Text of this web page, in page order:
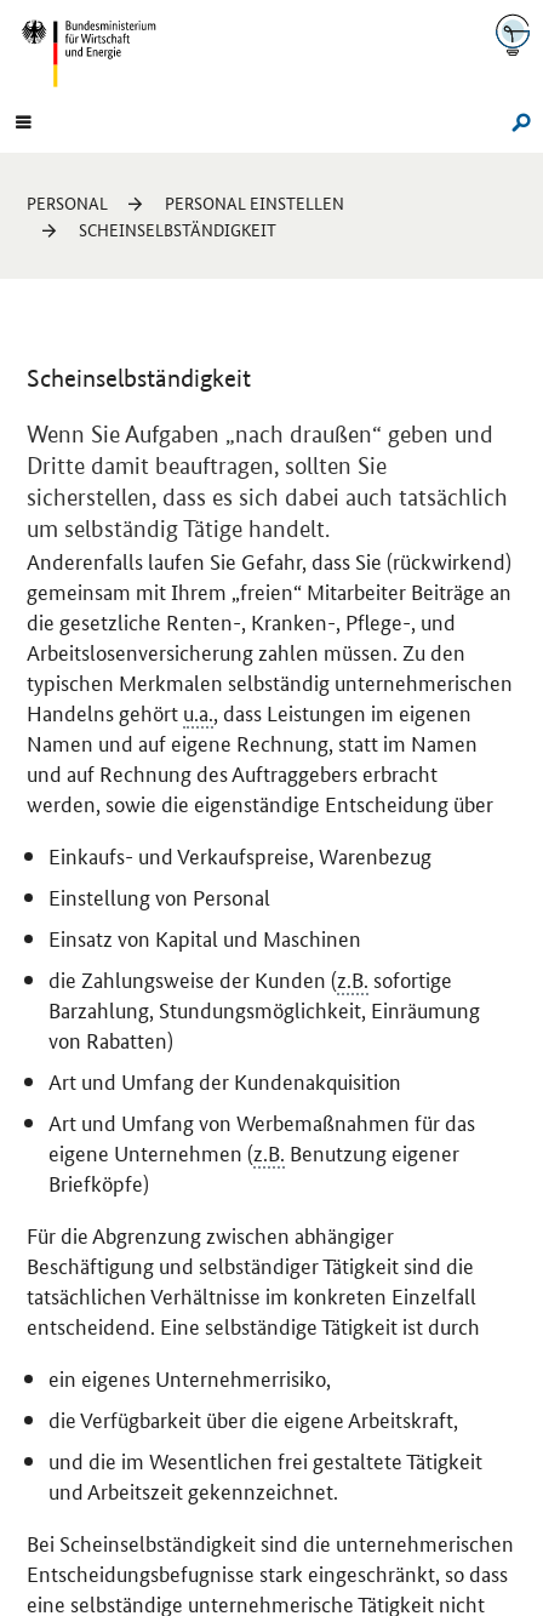
Navigation
Hauptmenü
Sie
sind
PERSONAL
PERSONAL EINSTELLEN
SCHEINSELBSTÄNDIGKEIT
Scheinselbständigkeit
Wenn Sie Aufgaben „nach draußen“ geben und
Dritte damit beauftragen, sollten Sie
sicherstellen, dass es sich dabei auch tatsächlich
um selbständig Tätige handelt.
Anderenfalls laufen Sie Gefahr, dass Sie (rückwirkend)
gemeinsam mit Ihrem „freien“ Mitarbeiter Beiträge an
die gesetzliche Renten-, Kranken-, Pflege-, und
Arbeitslosenversicherung zahlen müssen. Zu den
typischen Merkmalen selbständig unternehmerischen
Handelns gehört u.a., dass Leistungen im eigenen
Namen und auf eigene Rechnung, statt im Namen
und auf Rechnung des Auftraggebers erbracht
werden, sowie die eigenständige Entscheidung über
Einkaufs- und Verkaufspreise, Warenbezug
Einstellung von Personal
Einsatz von Kapital und Maschinen
die Zahlungsweise der Kunden (z.B. sofortige
Barzahlung, Stundungsmöglichkeit, Einräumung
von Rabatten)
Art und Umfang der Kundenakquisition
Art und Umfang von Werbemaßnahmen für das
eigene Unternehmen (z.B. Benutzung eigener
Briefköpfe)
Für die Abgrenzung zwischen abhängiger
Beschäftigung und selbständiger Tätigkeit sind die
tatsächlichen Verhältnisse im konkreten Einzelfall
entscheidend. Eine selbständige Tätigkeit ist durch
ein eigenes Unternehmerrisiko,
die Verfügbarkeit über die eigene Arbeitskraft,
und die im Wesentlichen frei gestaltete Tätigkeit
und Arbeitszeit gekennzeichnet.
Bei Scheinselbständigkeit sind die unternehmerischen
Entscheidungsbefugnisse stark eingeschränkt, so dass
eine selbständige unternehmerische Tätigkeit nicht